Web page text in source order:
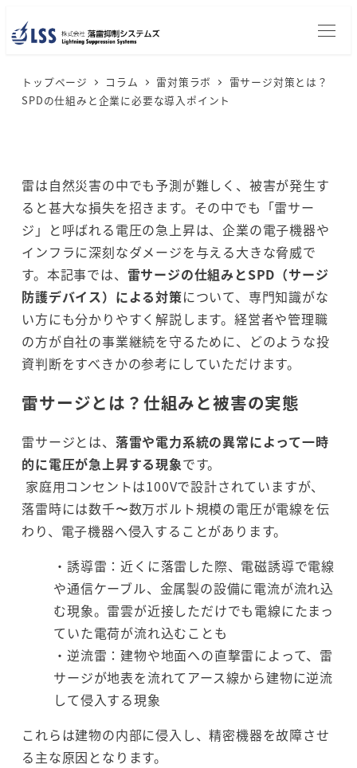
イ
トップページ コラム 雷対策ラボ
雷サージ対策とは？
SPDの仕組みと企業に必要な導入ポイント
雷は自然災害の中でも予測が難しく、被害が発生す
ると甚大な損失を招きます。その中でも「雷サー
ジ」と呼ばれる電圧の急上昇は、企業の電子機器や
インフラに深刻なダメージを与える大きな脅威で
す。本記事では、 雷サージの仕組みとSPD（サージ
防護デバイス）による対策について、専門知識がな
い方にも分かりやすく解説します。経営者や管理職
の方が自社の事業継続を守るために、どのような投
資判断をすべきかの参考にしていただけます。
雷サージとは？仕組みと被害の実態
雷サージとは、 落雷や電力系統の異常によって一時
的に電圧が急上昇する現象です。
家庭用コンセントは100Vで設計されていますが、
落雷時には数千〜数万ボルト規模の電圧が電線を伝
わり、電子機器へ侵入することがあります。
・誘導雷：近くに落雷した際、電磁誘導で電線
や通信ケーブル、金属製の設備に電流が流れ込
む現象。雷雲が近接しただけでも電線にたまっ
ていた電荷が流れ込むことも
・逆流雷：建物や地面への直撃雷によって、雷
サージが地表を流れてアース線から建物に逆流
して侵入する現象
これらは建物の内部に侵入し、精密機器を故障させ
る主な原因となります。